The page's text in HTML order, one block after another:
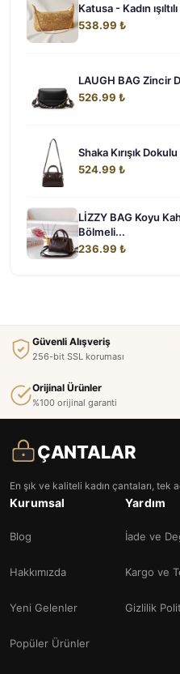
Katusa - Kadın
538.99 ₺
LAUGH BAG Zincir
526.99 ₺
Shaka Kırışık
524.99 ₺
LİZZY BAG Koyu
Bölmeli...
236.99 ₺
Güvenli Alışveriş
256-bit SSL koruması
Orijinal Ürünler
%100 orijinal garanti
ÇANTALAR
En şık ve kaliteli kadın çantaları, tek
Kurumsal
Blog
Hakkımızda
Yeni Gelenler
Popüler Ürünler
Yardım
İade ve
Kargo ve
Gizlilik